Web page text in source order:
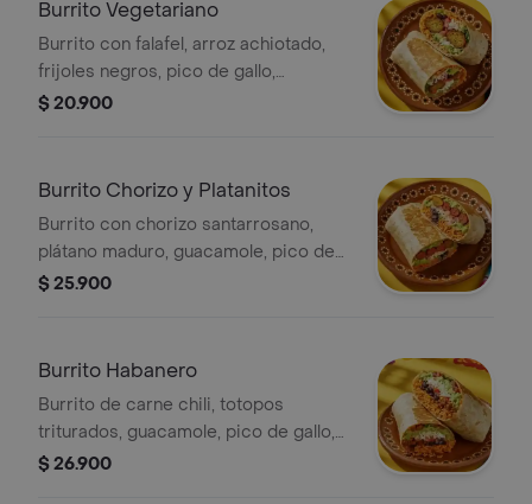
Burrito Vegetariano
Burrito con falafel, arroz achiotado,
frijoles negros, pico de gallo,
guacamole, queso, lechuga, totopos
$ 20.900
Burrito Chorizo y Platanitos
Burrito con chorizo santarrosano,
plátano maduro, guacamole, pico de
gallo, frijoles negros, arroz achiote,
$ 25.900
Burrito Habanero
Burrito de carne chili, totopos
triturados, guacamole, pico de gallo,
frijoles negros, arroz achiote, queso y
$ 26.900